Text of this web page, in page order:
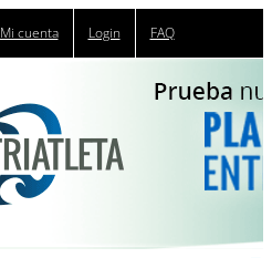
Mi cuenta Login FAQ